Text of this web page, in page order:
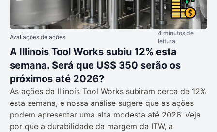
Avaliações de ações
4 minutos de
leitura
A Illinois Tool Works subiu 12% esta
semana. Será que US$ 350 serão os
próximos até 2026?
As ações da Illinois Tool Works subiram cerca de 12%
esta semana, e nossa análise sugere que as ações
podem apresentar uma alta modesta até 2026. Veja
por que a durabilidade da margem da ITW, a